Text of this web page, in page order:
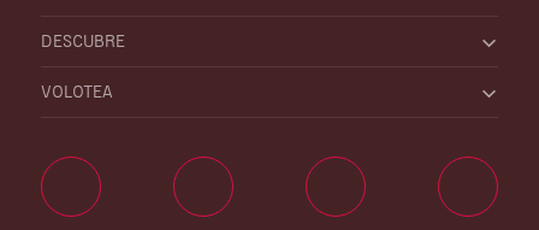
DESCUBRE
VOLOTEA